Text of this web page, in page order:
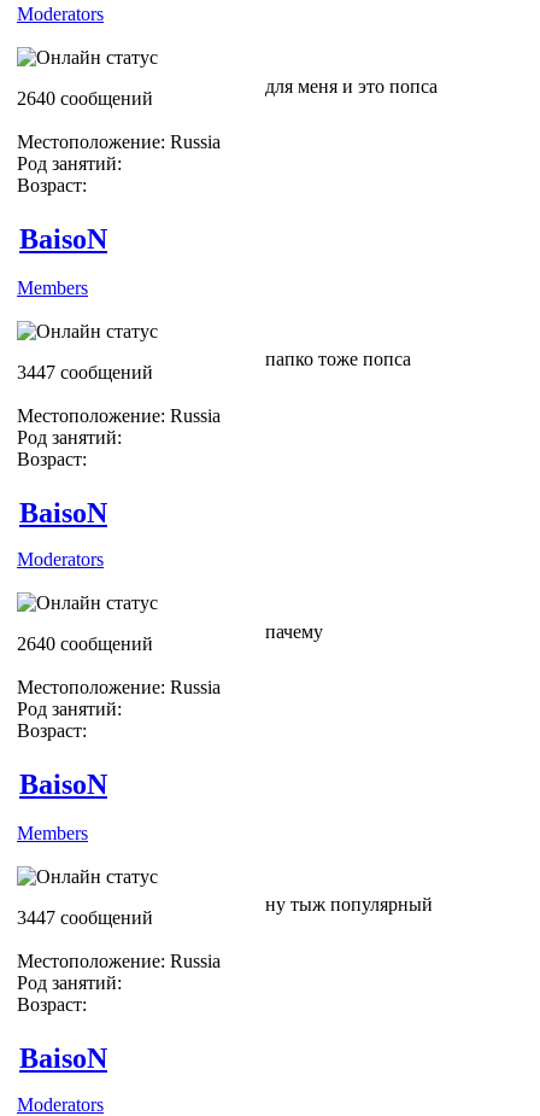
Moderators
2640 сообщений
Местоположение: Russia
Род занятий:
Возраст:
для меня и это попса
BaisoN
Members
3447 сообщений
Местоположение: Russia
Род занятий:
Возраст:
папко тоже попса
BaisoN
Moderators
2640 сообщений
Местоположение: Russia
Род занятий:
Возраст:
пачему
BaisoN
Members
3447 сообщений
Местоположение: Russia
Род занятий:
Возраст:
ну тыж популярный
BaisoN
Moderators